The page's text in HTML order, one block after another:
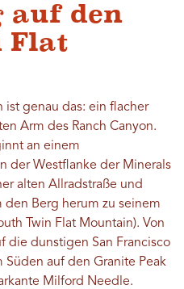
auf den
Flat
ist genau das: ein flacher
Arm des Ranch Canyon.
an einem
der Westflanke der Minerals
alten Allradstraße und
Berg herum zu seinem
Twin Flat Mountain). Von
die dunstigen San Francisco
auf den Granite Peak
Milford Needle.